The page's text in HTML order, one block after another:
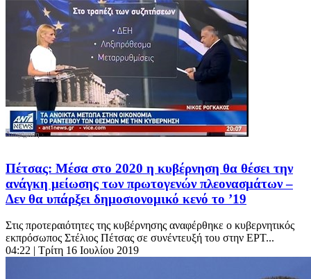
Πέτσας: Μέσα στο 2020 η κυβέρνηση θα θέσει την
ανάγκη μείωσης των πρωτογενών πλεονασμάτων –
Δεν θα υπάρξει δημοσιονομικό κενό το ’19
Στις προτεραιότητες της κυβέρνησης αναφέρθηκε ο κυβερνητικός
εκπρόσωπος Στέλιος Πέτσας σε συνέντευξή του στην ΕΡΤ...
04:22 | Τρίτη 16 Ιουλίου 2019